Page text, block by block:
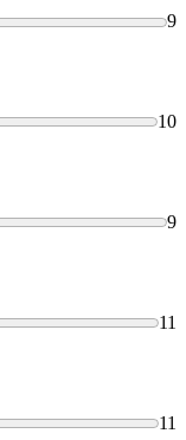
9
10
9
11
11